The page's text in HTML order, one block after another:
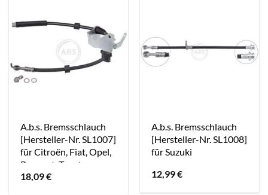
A.b.s. Bremsschlauch
[Hersteller-Nr. SL1007]
für Citroën, Fiat, Opel,
Peugeot, Toyota,
Vauxhall
18,09€
A.b.s. Bremsschlauch
[Hersteller-Nr. SL1008]
für Suzuki
12,99€